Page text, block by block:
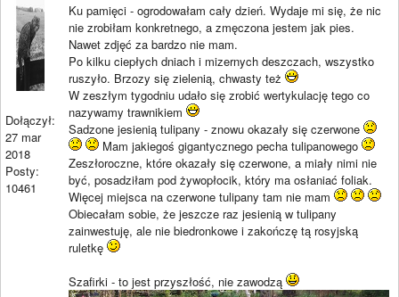
Dołączył:
27 mar
2018
Posty:
10461
Ku pamięci - ogrodowałam cały dzień. Wydaje mi się, że nic
nie zrobiłam konkretnego, a zmęczona jestem jak pies.
Nawet zdjęć za bardzo nie mam.
Po kilku ciepłych dniach i mizernych deszczach, wszystko
ruszyło. Brzozy się zielenią, chwasty też
W zeszłym tygodniu udało się zrobić wertykulację tego co
nazywamy trawnikiem
Sadzone jesienią tulipany - znowu okazały się czerwone
Mam jakiegoś gigantycznego pecha tulipanowego
Zeszłoroczne, które okazały się czerwone, a miały nimi nie
być, posadziłam pod żywopłocik, który ma osłaniać foliak.
Więcej miejsca na czerwone tulipany tam nie mam
Obiecałam sobie, że jeszcze raz jesienią w tulipany
zainwestuję, ale nie biedronkowe i zakończę tą rosyjską
ruletkę
Szafirki - to jest przyszłość, nie zawodzą